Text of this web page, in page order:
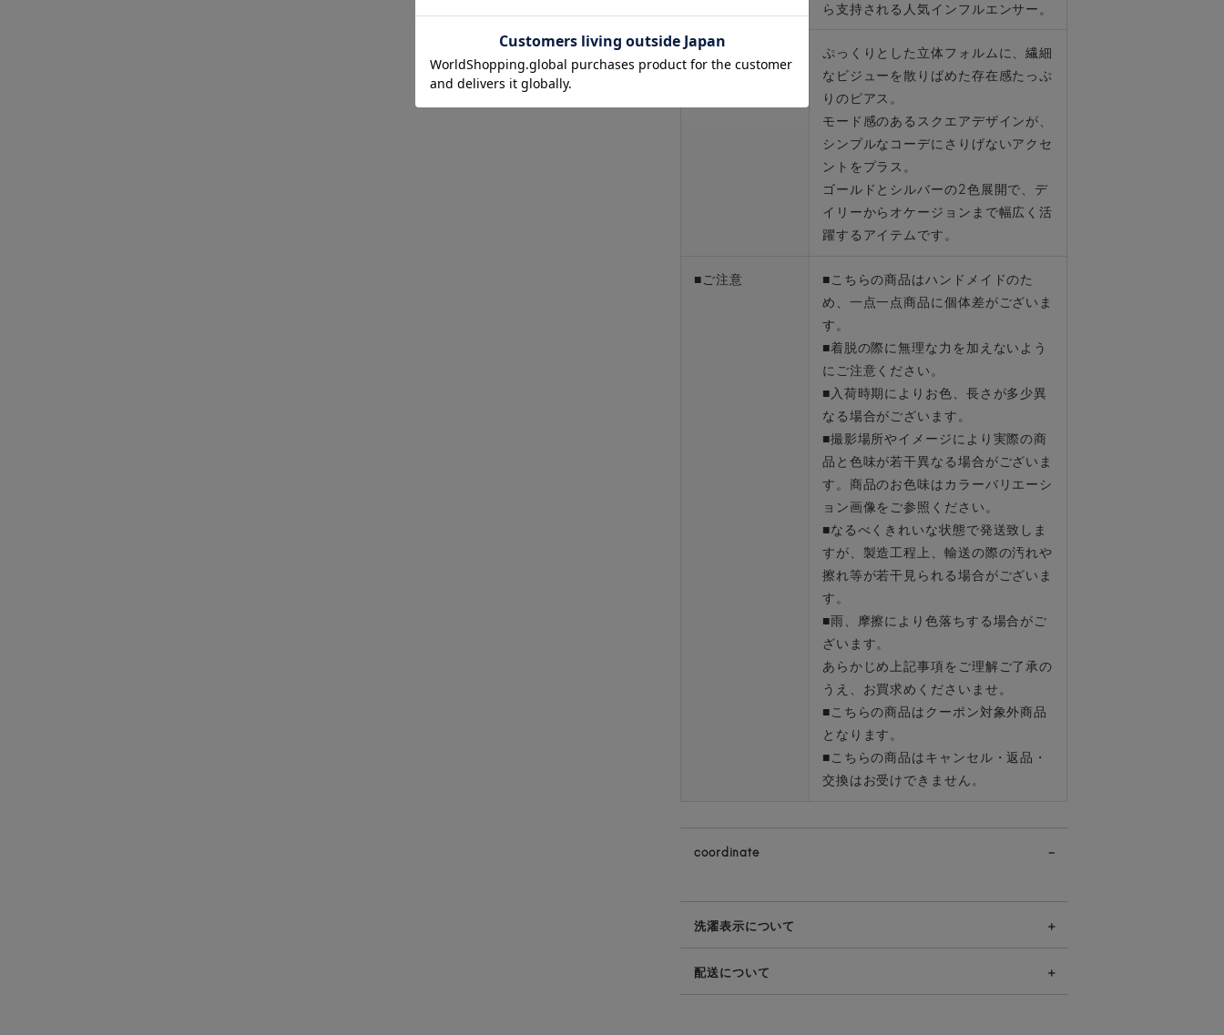
ら支持される人気インフルエンサー。
■商品説明
ぷっくりとした立体フォルムに、繊細
なビジューを散りばめた存在感たっぷ
りのピアス。
モード感のあるスクエアデザインが、
シンプルなコーデにさりげないアクセ
ントをプラス。
ゴールドとシルバーの2色展開で、デ
イリーからオケージョンまで幅広く活
躍するアイテムです。
■ご注意
■こちらの商品はハンドメイドのた
め、一点一点商品に個体差がございま
す。
■着脱の際に無理な力を加えないよう
にご注意ください。
■入荷時期によりお色、長さが多少異
なる場合がございます。
■撮影場所やイメージにより実際の商
品と色味が若干異なる場合がございま
す。商品のお色味はカラーバリエーシ
ョン画像をご参照ください。
■なるべくきれいな状態で発送致しま
すが、製造工程上、輸送の際の汚れや
擦れ等が若干見られる場合がございま
す。
■雨、摩擦により色落ちする場合がご
ざいます。
あらかじめ上記事項をご理解ご了承の
うえ、お買求めくださいませ。
■こちらの商品はクーポン対象外商品
となります。
■こちらの商品はキャンセル・返品・
交換はお受けできません。
coordinate
洗濯表示について
配送について